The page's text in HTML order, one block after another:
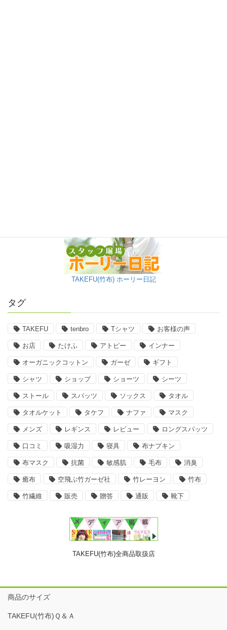
TAKEFU(竹布) ホーリー日記
タグ
TAKEFU tenbro Tシャツ お客様の声
お店 たけふ アトピー インナー
オーガニックコットン ガーゼ ギフト
シャツ ショップ ショーツ シーツ
ストール スパッツ ソックス タオル
タオルケット タケフ ナファ マスク
メンズ レギンス レビュー ロングスパッツ
口コミ 吸湿力 寝具 布ナプキン
布マスク 抗菌 敏感肌 毛布 消臭
癒布 空飛ぶ竹ガーゼ社 竹レーヨン 竹布
竹繊維 販売 贈答 通販 靴下
TAKEFU(竹布)全商品取扱店
商品のサイズ
TAKEFU(竹布)Ｑ＆Ａ